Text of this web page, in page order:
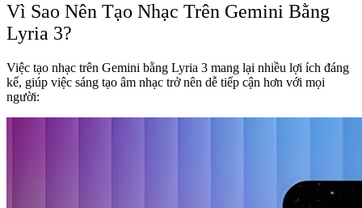
Vì Sao Nên Tạo Nhạc Trên Gemini Bằng
Lyria 3?
Việc tạo nhạc trên Gemini bằng Lyria 3 mang lại nhiều lợi ích đáng
kể, giúp việc sáng tạo âm nhạc trở nên dễ tiếp cận hơn với mọi
người: